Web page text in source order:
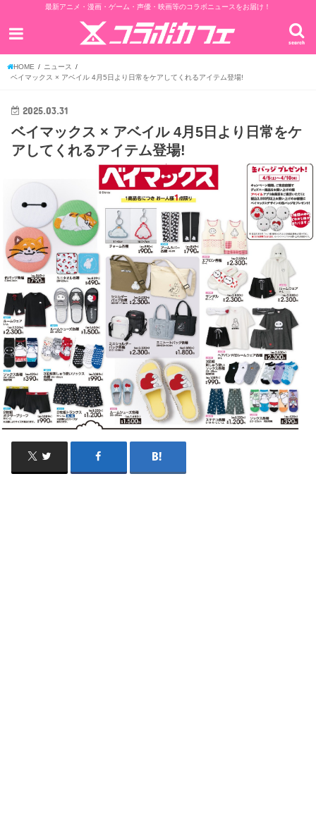
最新アニメ・漫画・ゲーム・声優・映画等のコラボニュースをお届け！
search
HOME
ニュース
ベイマックス × アベイル 4月5日より日常をケアしてくれるアイテム登場!
2025.03.31
ベイマックス × アベイル 4月5日より日常をケ
アしてくれるアイテム登場!